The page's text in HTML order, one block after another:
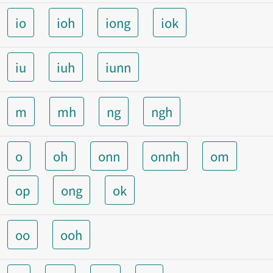
io ioh iong iok
iu iuh iunn
m mh ng ngh
o oh onn onnh
om
op
ong ok
oo ooh